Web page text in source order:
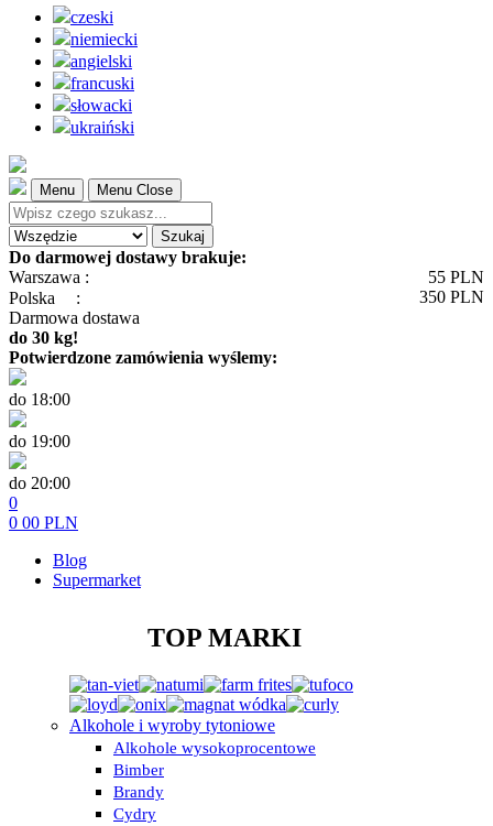
czeski
niemiecki
angielski
francuski
słowacki
ukraiński
Menu Menu Close
Szukaj
Do darmowej dostawy brakuje:
Warszawa :
55 PLN
Polska
: 350 PLN
Darmowa dostawa
do 30 kg!
Potwierdzone zamówienia wyślemy:
do 18:00
do 19:00
do 20:00
0
0 00 PLN
Blog
Supermarket
TOP MARKI
Alkohole i wyroby tytoniowe
Alkohole wysokoprocentowe
Bimber
Brandy
Cydry